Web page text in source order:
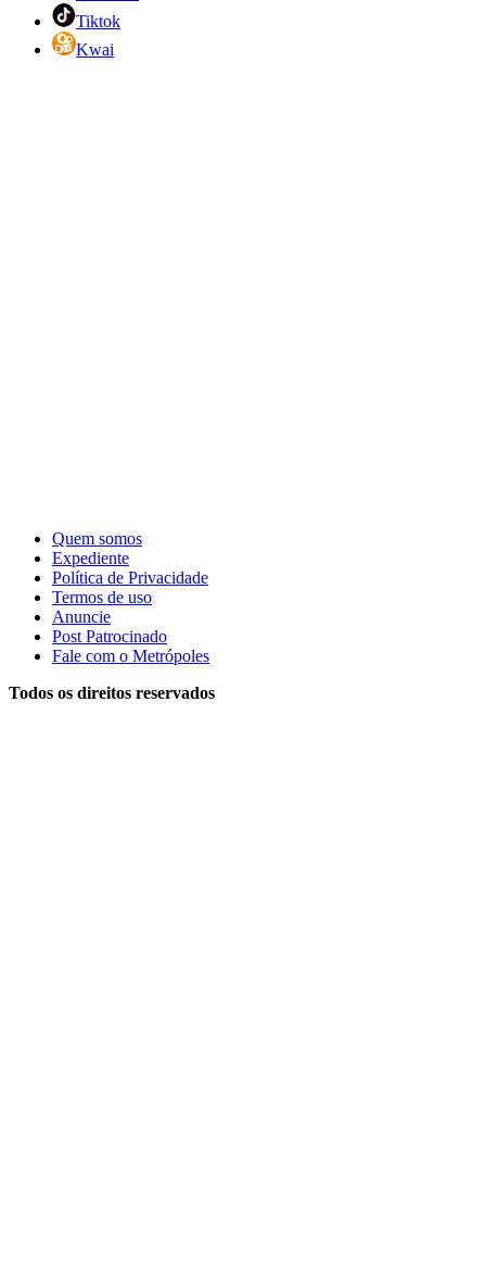
Tiktok
Kwai
Quem somos
Expediente
Política de Privacidade
Termos de uso
Anuncie
Post Patrocinado
Fale com o Metrópoles
Todos os direitos reservados